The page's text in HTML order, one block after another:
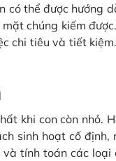
có thể được hướng
chúng kiếm
chi tiêu và tiết
khi con còn nhỏ.
sinh hoạt cố
tính toán các